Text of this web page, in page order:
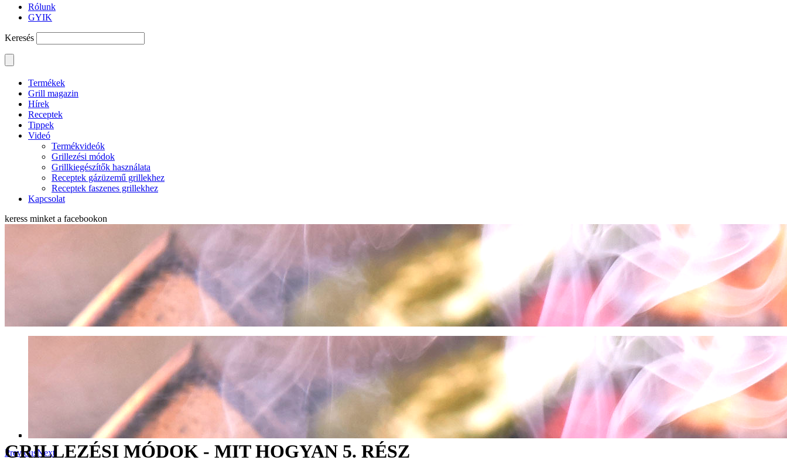
Rólunk
GYIK
Keresés
Termékek
Grill magazin
Hírek
Receptek
Tippek
Videó
Termékvideók
Grillezési módok
Grillkiegészítők használata
Receptek gázüzemű grillekhez
Receptek faszenes grillekhez
Kapcsolat
keress minket a facebookon
Previous Next
GRILLEZÉSI MÓDOK - MIT HOGYAN 5. RÉSZ